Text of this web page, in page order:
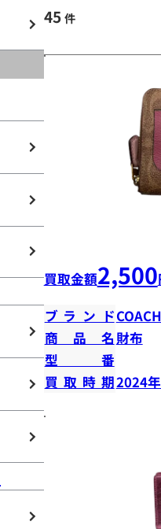
45 件
買取金額2,500
ブランドCOACH
商品名 財布
型番
買取時期2024